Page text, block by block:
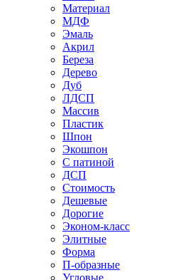
Материал
МДФ
Эмаль
Акрил
Береза
Дерево
Дуб
ЛДСП
Массив
Пластик
Шпон
Экошпон
С патиной
ДСП
Стоимость
Дешевые
Дорогие
Эконом-класс
Элитные
Форма
П-образные
Угловые